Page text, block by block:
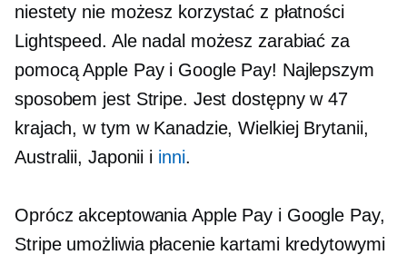
niestety nie możesz korzystać z płatności
Lightspeed. Ale nadal możesz zarabiać za
pomocą Apple Pay i Google Pay! Najlepszym
sposobem jest Stripe. Jest dostępny w 47
krajach, w tym w Kanadzie, Wielkiej Brytanii,
Australii, Japonii i inni.
Oprócz akceptowania Apple Pay i Google Pay,
Stripe umożliwia płacenie kartami kredytowymi